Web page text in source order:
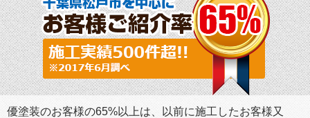
優塗装のお客様の65%以上は、以前に施工したお客様又